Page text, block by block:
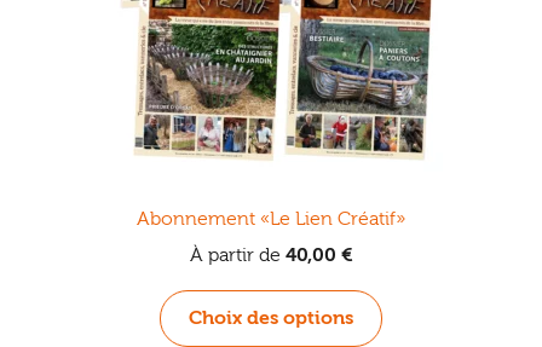
Abonnement «Le Lien Créatif»
À partir de 40,00 €
Choix des options
Ce
produit